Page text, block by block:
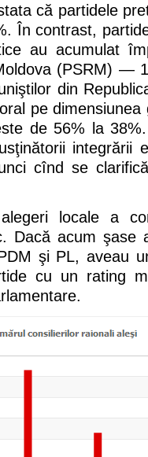
că partidele
În contrast,
au acumulat
(PSRM) —
din
pe
de 56% la
integrării
cînd se
locale a
Dacă acum şase
şi PL, aveau
cu un rating